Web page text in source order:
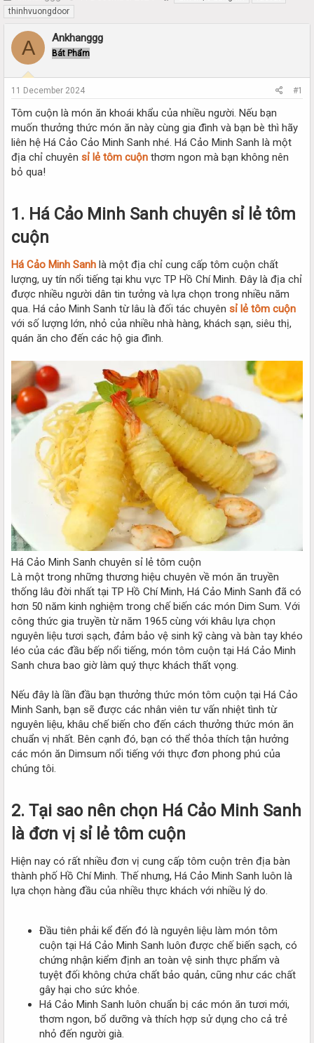
h
r
e
d
a
r
e
r
r
t
d
e
thinhvuongdoor
A Ankhanggg
Bát Phẩm
11 December 2024 #1
Tôm cuộn là món ăn khoái khẩu của nhiều người. Nếu bạn
muốn thưởng thức món ăn này cùng gia đình và bạn bè thì hãy
liên hệ Há Cảo Cảo Minh Sanh nhé. Há Cảo Minh Sanh là một
địa chỉ chuyên sỉ lẻ tôm cuộn thơm ngon mà bạn không nên
bỏ qua!
1. Há Cảo Minh Sanh chuyên sỉ lẻ tôm
cuộn
Há Cảo Minh Sanh là một địa chỉ cung cấp tôm cuộn chất
lượng, uy tín nổi tiếng tại khu vực TP Hồ Chí Minh. Đây là địa chỉ
được nhiều người dân tin tưởng và lựa chọn trong nhiều năm
qua. Há cảo Minh Sanh từ lâu là đối tác chuyên sỉ lẻ tôm cuộn
với số lượng lớn, nhỏ của nhiều nhà hàng, khách sạn, siêu thị,
quán ăn cho đến các hộ gia đình.
Há Cảo Minh Sanh chuyên sỉ lẻ tôm cuộn
Là một trong những thương hiệu chuyên về món ăn truyền
thống lâu đời nhất tại TP Hồ Chí Minh, Há Cảo Minh Sanh đã có
hơn 50 năm kinh nghiệm trong chế biến các món Dim Sum. Với
công thức gia truyền từ năm 1965 cùng với khâu lựa chọn
nguyên liệu tươi sạch, đảm bảo vệ sinh kỹ càng và bàn tay khéo
léo của các đầu bếp nổi tiếng, món tôm cuộn tại Há Cảo Minh
Sanh chưa bao giờ làm quý thực khách thất vọng.
Nếu đây là lần đầu bạn thưởng thức món tôm cuộn tại Há Cảo
Minh Sanh, bạn sẽ được các nhân viên tư vấn nhiệt tình từ
nguyên liệu, khâu chế biến cho đến cách thưởng thức món ăn
chuẩn vị nhất. Bên cạnh đó, bạn có thể thỏa thích tận hưởng
các món ăn Dimsum nổi tiếng với thực đơn phong phú của
chúng tôi.
2. Tại sao nên chọn Há Cảo Minh Sanh
là đơn vị sỉ lẻ tôm cuộn
Hiện nay có rất nhiều đơn vị cung cấp tôm cuộn trên địa bàn
thành phố Hồ Chí Minh. Thế nhưng, Há Cảo Minh Sanh luôn là
lựa chọn hàng đầu của nhiều thực khách với nhiều lý do.
Đầu tiên phải kể đến đó là nguyên liệu làm món tôm
cuộn tại Há Cảo Minh Sanh luôn được chế biến sạch, có
chứng nhận kiểm định an toàn vệ sinh thực phẩm và
tuyệt đối không chứa chất bảo quản, cũng như các chất
gây hại cho sức khỏe.
Há Cảo Minh Sanh luôn chuẩn bị các món ăn tươi mới,
thơm ngon, bổ dưỡng và thích hợp sử dụng cho cả trẻ
nhỏ đến người già.